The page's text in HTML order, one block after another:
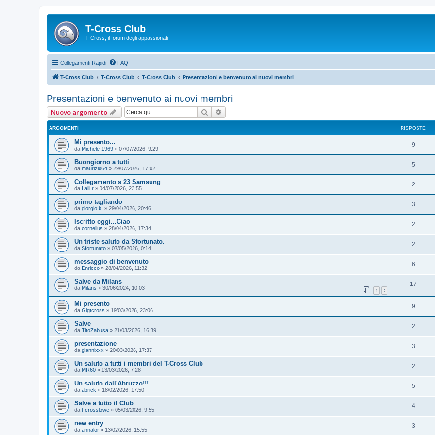
T-Cross Club
T-Cross, il forum degli appassionati
Collegamenti Rapidi FAQ
T-Cross Club T-Cross Club T-Cross Club Presentazioni e benvenuto ai nuovi membri
Presentazioni e benvenuto ai nuovi membri
Nuovo argomento Cerca
ARGOMENTI RISPOSTE
Mi presento...
da Michele-1969 » 07/07/2026, 9:29
9
Buongiorno a tutti
da maurizio64 » 29/07/2026, 17:02
5
Collegamento s 23 Samsung
da Lalli.r » 04/07/2026, 23:55
2
primo tagliando
da giorgio b. » 29/04/2026, 20:46
3
Iscritto oggi...Ciao
da cornelius » 28/04/2026, 17:34
2
Un triste saluto da Sfortunato.
da Sfortunato » 07/05/2026, 0:14
2
messaggio di benvenuto
da Enricco » 28/04/2026, 11:32
6
Salve da Milans
da Milans » 30/06/2024, 10:03 1 2
17
Mi presento
da Gigtcross » 19/03/2026, 23:06
9
Salve
da TitoZabusa » 21/03/2026, 16:39
2
presentazione
da giannixxx » 20/03/2026, 17:37
3
Un saluto a tutti i membri del T-Cross Club
da MR60 » 13/03/2026, 7:28
2
Un saluto dall'Abruzzo!!!
da abrick » 18/02/2026, 17:50
5
Salve a tutto il Club
da t-crosslowe » 05/03/2026, 9:55
4
new entry
da annalor » 13/02/2026, 15:55
3